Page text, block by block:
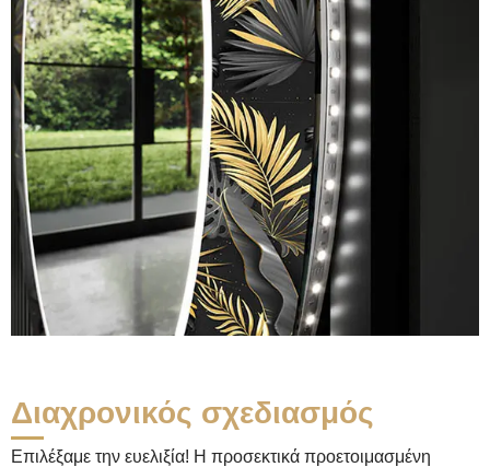
Διαχρονικός σχεδιασμός
Επιλέξαμε την ευελιξία! Η προσεκτικά προετοιμασμένη